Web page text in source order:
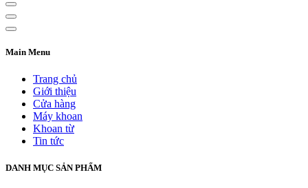
Main Menu
Trang chủ
Giới thiệu
Cửa hàng
Máy khoan
Khoan từ
Tin tức
DANH MỤC SẢN PHẨM